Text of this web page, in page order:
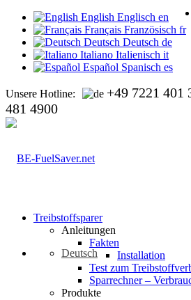
English Englisch en
Français Französisch fr
Deutsch Deutsch de
Italiano Italienisch it
Español Spanisch es
Unsere Hotline: +49 7221 401
481 4900
Deutsch
Treibstoffsparer
Anleitungen
Fakten
Installation
Test zum
Sparrechner –
Produkte